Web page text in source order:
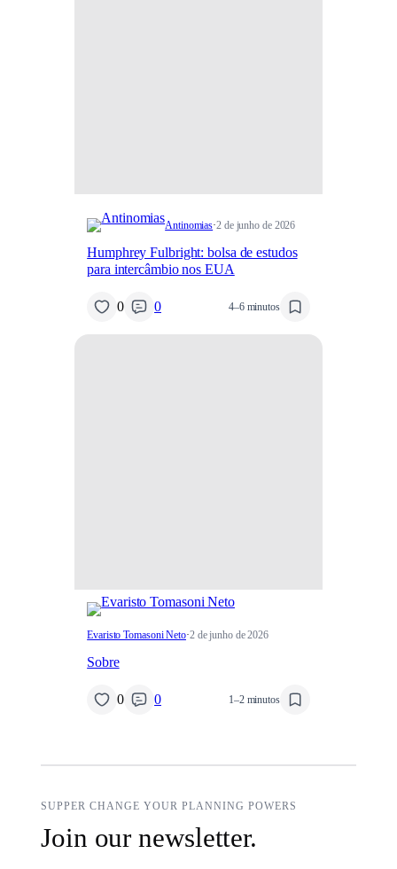
Antinomias·2 de junho de 2026
Humphrey Fulbright: bolsa de estudos
para intercâmbio nos EUA
0 0 4–6 minutos
Evaristo Tomasoni Neto·2 de junho de 2026
Sobre
0 0 1–2 minutos
SUPPER CHANGE YOUR PLANNING POWERS
Join our newsletter.